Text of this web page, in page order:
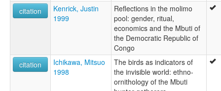
citation
Kenrick, Justin
1999
Reflections in the molimo
pool: gender, ritual,
economics and the Mbuti of
the Democratic Republic of
Congo
citation
Ichikawa, Mitsuo
1998
The birds as indicators of
the invisible world: ethno-
ornithology of the Mbuti